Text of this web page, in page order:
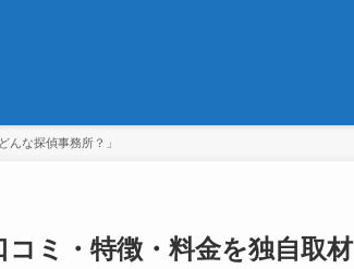
んな探偵事務所？」
コミ・特徴・料金を独自取材